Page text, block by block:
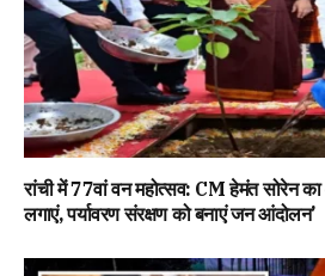
रांची में 77वां वन महोत्सव: CM हेमंत सोरेन
लगाएं, पर्यावरण संरक्षण को बनाएं जन आंदोलन’